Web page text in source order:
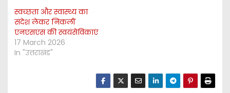
स्वच्छता और स्वास्थ्य का
संदेश लेकर निकलीं
एनएसएस की स्वयंसेविकाएं
17 March 2026
In "उत्तराखंड"